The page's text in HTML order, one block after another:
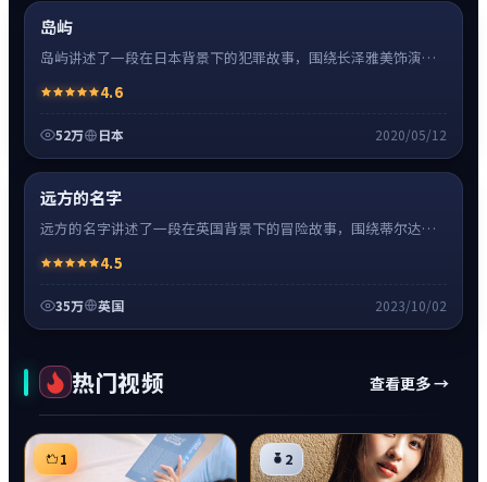
超清4K
岛屿
岛屿讲述了一段在日本背景下的犯罪故事，围绕长泽雅美饰演的
克制。
4.6
52万 日本 2020/05/12
超清4K
远方的名字
远方的名字讲述了一段在英国背景下的冒险故事，围绕蒂尔达·
奏紧凑、情绪克制。
4.5
35万 英国 2023/10/02
热门视频 查看更多 →
1 2